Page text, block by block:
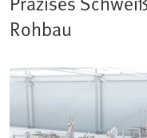
Rohbau